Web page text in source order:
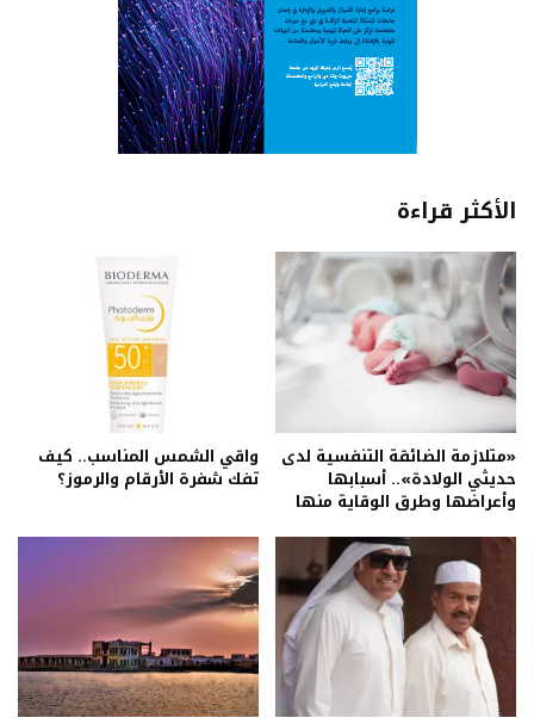
الأكثر قراءة
«متلازمة الضائقة التنفسية لدى
حديثي الولادة».. أسبابها
وأعراضها وطرق الوقاية منها
واقي الشمس المناسب.. كيف
تفك شفرة الأرقام والرموز؟